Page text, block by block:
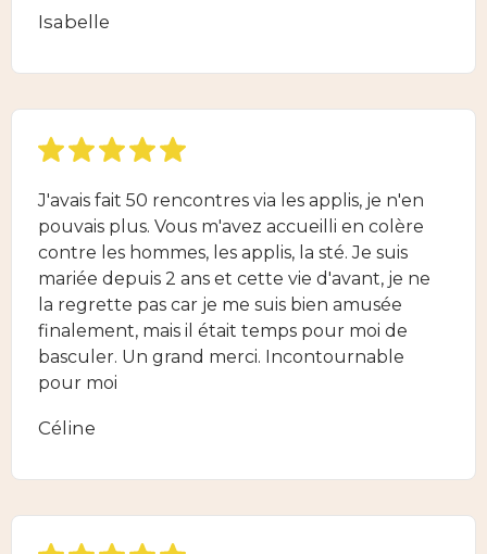
Isabelle
J'avais fait 50 rencontres via les applis, je n'en
pouvais plus. Vous m'avez accueilli en colère
contre les hommes, les applis, la sté. Je suis
mariée depuis 2 ans et cette vie d'avant, je ne
la regrette pas car je me suis bien amusée
finalement, mais il était temps pour moi de
basculer. Un grand merci. Incontournable
pour moi
Céline